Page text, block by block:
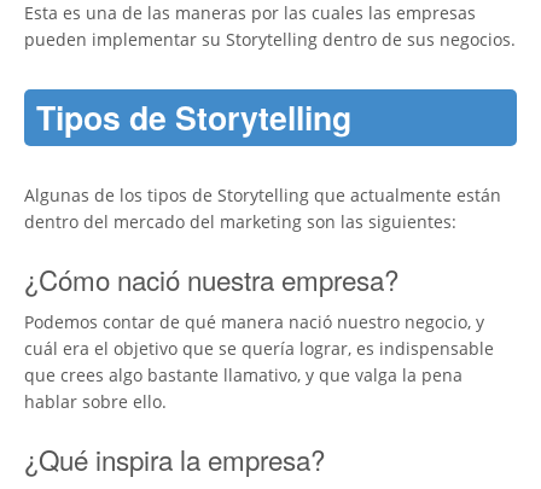
Esta es una de las maneras por las cuales las empresas
pueden implementar su Storytelling dentro de sus negocios.
Tipos de Storytelling
Algunas de los tipos de Storytelling que actualmente están
dentro del mercado del marketing son las siguientes:
¿Cómo nació nuestra empresa?
Podemos contar de qué manera nació nuestro negocio, y
cuál era el objetivo que se quería lograr, es indispensable
que crees algo bastante llamativo, y que valga la pena
hablar sobre ello.
¿Qué inspira la empresa?